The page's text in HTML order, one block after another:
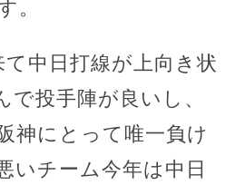
。
中日打線が上向き状
で投手陣が良いし、
神にとって唯一負け
いチーム今年は中日